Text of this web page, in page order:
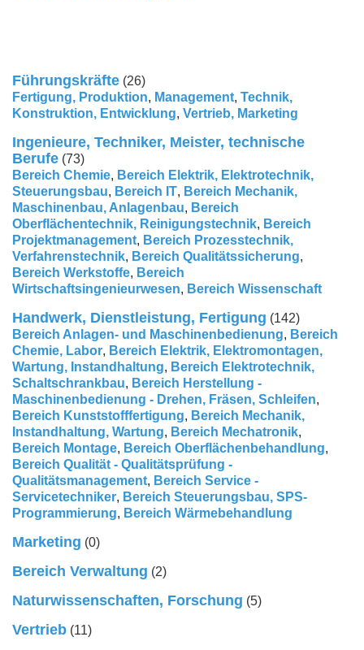
Führungskräfte (26)
Fertigung, Produktion, Management, Technik,
Konstruktion, Entwicklung, Vertrieb, Marketing
Ingenieure, Techniker, Meister, technische
Berufe (73)
Bereich Chemie, Bereich Elektrik, Elektrotechnik,
Steuerungsbau, Bereich IT, Bereich Mechanik,
Maschinenbau, Anlagenbau, Bereich
Oberflächentechnik, Reinigungstechnik, Bereich
Projektmanagement, Bereich Prozesstechnik,
Verfahrenstechnik, Bereich Qualitätssicherung,
Bereich Werkstoffe, Bereich
Wirtschaftsingenieurwesen, Bereich Wissenschaft
Handwerk, Dienstleistung, Fertigung (142)
Bereich Anlagen- und Maschinenbedienung, Bereich
Chemie, Labor, Bereich Elektrik, Elektromontagen,
Wartung, Instandhaltung, Bereich Elektrotechnik,
Schaltschrankbau, Bereich Herstellung -
Maschinenbedienung - Drehen, Fräsen, Schleifen,
Bereich Kunststofffertigung, Bereich Mechanik,
Instandhaltung, Wartung, Bereich Mechatronik,
Bereich Montage, Bereich Oberflächenbehandlung,
Bereich Qualität - Qualitätsprüfung -
Qualitätsmanagement, Bereich Service -
Servicetechniker, Bereich Steuerungsbau, SPS-
Programmierung, Bereich Wärmebehandlung
Marketing (0)
Bereich Verwaltung (2)
Naturwissenschaften, Forschung (5)
Vertrieb (11)